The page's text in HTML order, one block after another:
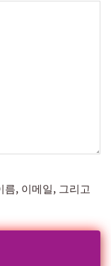
, 이메일, 그리고